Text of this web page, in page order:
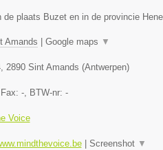
de plaats Buzet en in de provincie
Amands Google maps ▼
, 2890 Sint Amands (Antwerpen)
-, BTW-nr: -
Voice
| Screenshot ▼